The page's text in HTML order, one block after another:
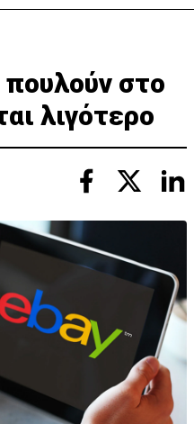
πουλούν στο
λιγότερο